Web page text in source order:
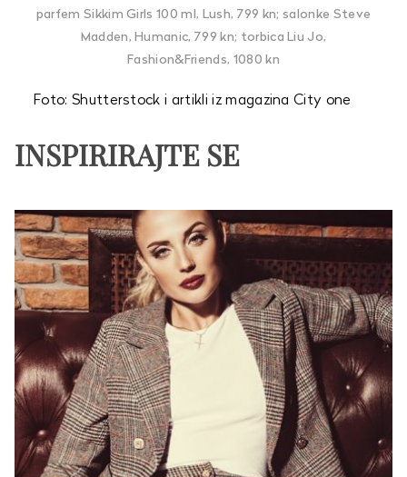
parfem Sikkim Girls 100 ml, Lush, 799 kn; salonke Steve
Madden, Humanic, 799 kn; torbica Liu Jo,
Fashion&Friends, 1080 kn
Foto: Shutterstock i artikli iz magazina City one
INSPIRIRAJTE SE